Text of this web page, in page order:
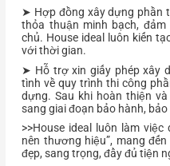
➤ Hợp đồng xây dựng phần
thỏa thuận minh bạch,
chủ. House ideal luôn kiến
với thời gian.
➤ Hỗ trợ xin giấy phép xây
tình về quy trình thi công
dựng. Sau khi hoàn thiện
sang giai đoạn bảo hành,
>>House ideal luôn làm
nên thương hiệu”, mang
đẹp, sang trọng, đầy đủ tiện